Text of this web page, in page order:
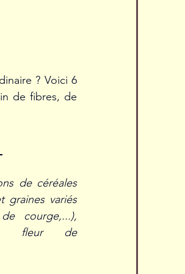
? Voici 6
de fibres, de
de céréales
graines variés
courge,...),
fleur de